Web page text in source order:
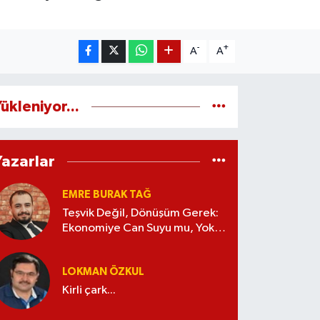
A- A+
EMRE BURAK TAĞ
Teşvik Değil, Dönüşüm Gerek:
Ekonomiye Can Suyu mu, Yoksa
LOKMAN ÖZKUL
Kirli çark...